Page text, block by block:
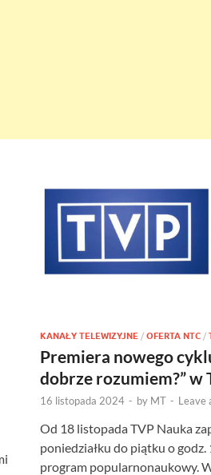
KANAŁY TELEWIZYJNE / OFERTA NTC /
Premiera nowego
dobrze rozumiem?” w
16 listopada 2024 - by MT - Leave
Od 18 listopada TVP Nauka
poniedziałku do piątku o
program popularnonaukowy.